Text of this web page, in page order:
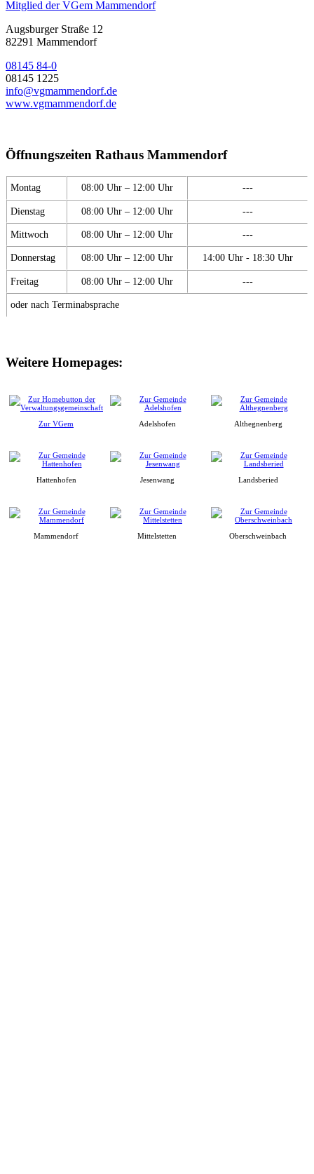
Mitglied der VGem Mammendorf
Augsburger Straße 12
82291 Mammendorf
08145 84-0
08145 1225
info@vgmammendorf.de
www.vgmammendorf.de
Öffnungszeiten Rathaus Mammendorf
Montag 08:00 Uhr – 12:00 Uhr ---
Dienstag 08:00 Uhr – 12:00 Uhr ---
Mittwoch 08:00 Uhr – 12:00 Uhr ---
Donnerstag 08:00 Uhr – 12:00 Uhr 14:00 Uhr - 18:30 Uhr
Freitag 08:00 Uhr – 12:00 Uhr ---
oder nach Terminabsprache
Weitere Homepages:
Zur VGem Adelshofen Althegnenberg
Hattenhofen Jesenwang Landsberied
Mammendorf Mittelstetten Oberschweinbach